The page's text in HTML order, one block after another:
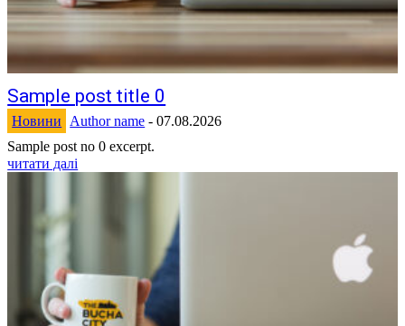
Sample post title 0
Новини Author name - 07.08.2026
Sample post no 0 excerpt.
читати далі